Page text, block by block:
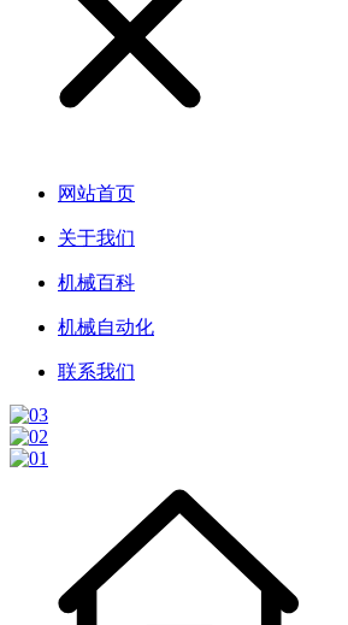
网站首页
关于我们
机械百科
机械自动化
联系我们